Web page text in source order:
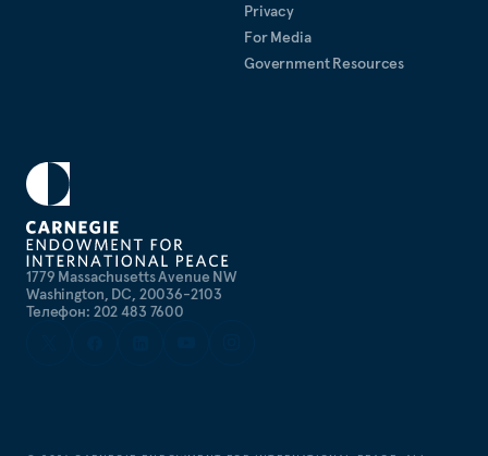
1779 Massachusetts Avenue NW
Washington, DC, 20036-2103
Телефон: 202 483 7600
Privacy
For Media
Government Resources